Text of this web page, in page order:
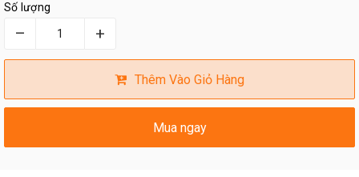
Số lượng
– +
Thêm Vào Giỏ Hàng
Mua ngay